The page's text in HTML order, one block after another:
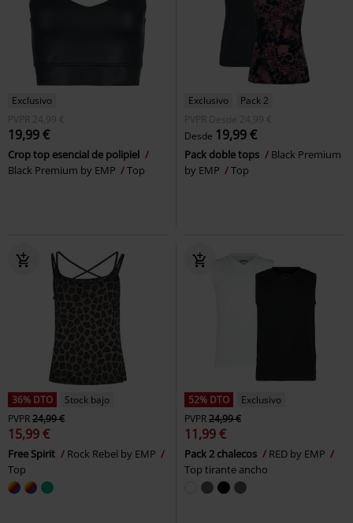
Exclusivo
PVPR 24,99 €
19,99 €
Crop top esencial de polipiel
Black Premium by EMP
Top
Exclusivo
Pack 2
PVPR
Desde 24,99 €
Desde 19,99 €
Pack doble tops
Black Premium
by EMP
Top
36% DTO
Stock bajo
PVPR24,99 €
15,99 €
Free Spirit
Rock Rebel by EMP
Top
52% DTO
Exclusivo
PVPR24,99 €
11,99 €
Pack 2 chalecos
RED by EMP
Top tirante ancho